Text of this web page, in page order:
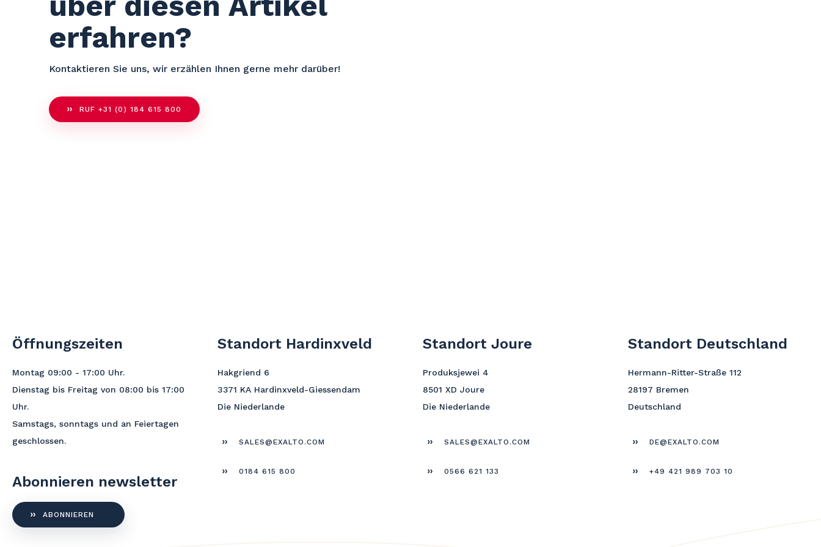
erfahren?
Kontaktieren Sie uns, wir erzählen Ihnen gerne mehr darüber!
RUF +31 (0) 184 615 800
Öffnungszeiten
Montag 09:00 - 17:00 Uhr.
Dienstag bis Freitag von 08:00 bis 17:00
Uhr.
Samstags, sonntags und an Feiertagen
geschlossen.
Abonnieren newsletter
ABONNIEREN
Standort Hardinxveld
Hakgriend 6
3371 KA Hardinxveld-Giessendam
Die Niederlande
SALES@EXALTO.COM
0184 615 800
Standort Joure
Produksjewei 4
8501 XD Joure
Die Niederlande
SALES@EXALTO.COM
0566 621 133
Standort Deutschland
Hermann-Ritter-Straße 112
28197 Bremen
Deutschland
DE@EXALTO.COM
+49 421 989 703 10